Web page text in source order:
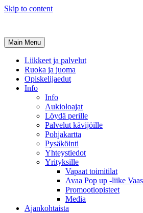
Skip to content
Main Menu
Liikkeet ja palvelut
Ruoka ja juoma
Opiskelijaedut
Info
Info
Aukioloajat
Löydä perille
Palvelut kävijöille
Pohjakartta
Pysäköinti
Yhteystiedot
Yrityksille
Vapaat toimitilat
Avaa Pop up -liike
Promootiopisteet
Media
Ajankohtaista